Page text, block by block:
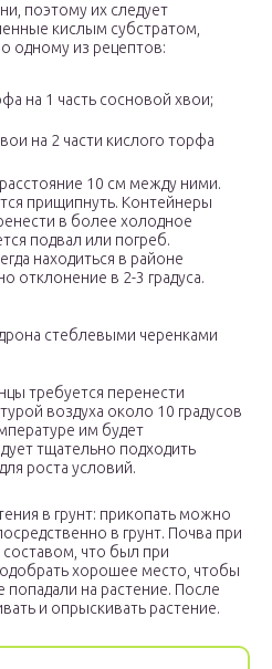
поэтому их следует
кислым субстратом,
одному из рецептов:
на 1 часть сосновой хвои;
на 2 части кислого торфа
10 см между ними.
прищипнуть. Контейнеры
в более холодное
подвал или погреб.
находиться в районе
отклонение в 2-3 градуса.
стеблевыми черенками
требуется перенести
воздуха около 10 градусов
им будет
тщательно подходить
роста условий.
в грунт: прикопать можно
в грунт. Почва при
что был при
хорошее место, чтобы
попадали на растение. После
и опрыскивать растение.